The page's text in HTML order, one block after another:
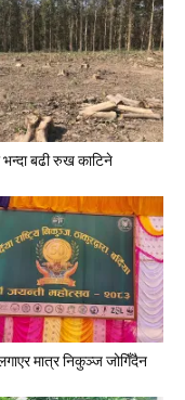
बढी रुख काटिने
मात्र निकुञ्ज जोगिँदैन